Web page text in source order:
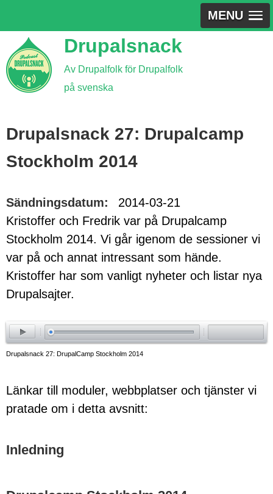
MENU
Jump
to
navigation
Drupalsnack
Av Drupalfolk för Drupalfolk
på svenska
to
Drupalsnack 27: Drupalcamp
Stockholm 2014
Sändningsdatum:
2014-03-21
Kristoffer och Fredrik var på Drupalcamp
Stockholm 2014. Vi går igenom de sessioner vi
var på och annat intressant som hände.
Kristoffer har som vanligt nyheter och listar nya
Drupalsajter.
Drupalsnack 27: DrupalCamp Stockholm 2014
Länkar till moduler, webbplatser och tjänster vi
pratade om i detta avsnitt:
Inledning